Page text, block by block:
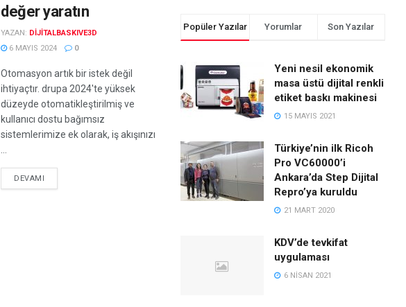
değer yaratın
YAZAN: DIJITALBASKIVE3D
6 MAYIS 2024
0
Otomasyon artık bir istek değil
ihtiyaçtır. drupa 2024'te yüksek
düzeyde otomatikleştirilmiş ve
kullanıcı dostu bağımsız
sistemlerimize ek olarak, iş akışınızı
DEVAMI
Popüler Yazılar Yorumlar Son Yazılar
Yeni nesil ekonomik
masa üstü dijital renkli
etiket baskı makinesi
15 MAYIS 2021
Türkiye’nin ilk Ricoh
Pro VC60000’i
Ankara’da Step Dijital
Repro’ya kuruldu
21 MART 2020
KDV’de tevkifat
uygulaması
6 NISAN 2021